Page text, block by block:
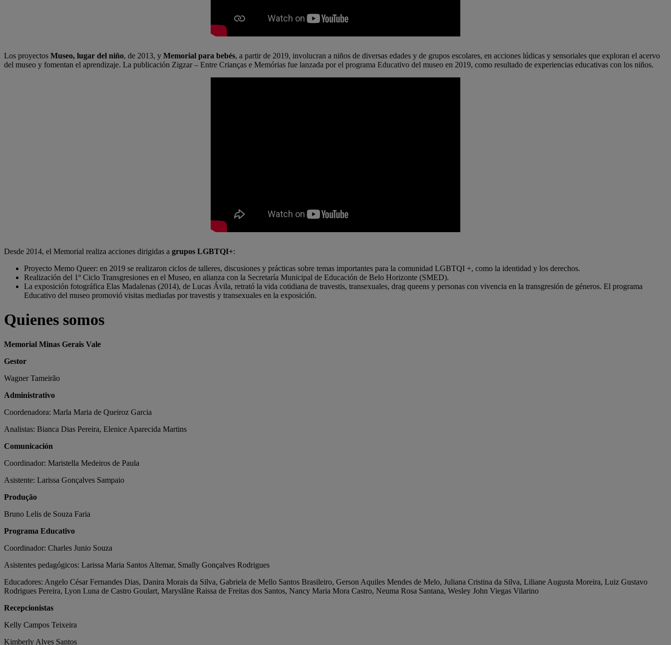
Los proyectos Museo, lugar del niño, de 2013, y Memorial para bebés, a partir de 2019, involucran a niños de diversas edades y de grupos escolares, en acciones lúdicas y sensoriales que exploran el acervo
del museo y fomentan el aprendizaje. La publicación Zigzar – Entre Crianças e Memórias fue lanzada por el programa Educativo del museo en 2019, como resultado de experiencias educativas con los niños.
Desde 2014, el Memorial realiza acciones dirigidas a grupos LGBTQI+:
Proyecto Memo Queer: en 2019 se realizaron ciclos de talleres, discusiones y prácticas sobre temas importantes para la comunidad LGBTQI +, como la identidad y los derechos.
Realización del 1º Ciclo Transgresiones en el Museo, en alianza con la Secretaría Municipal de Educación de Belo Horizonte (SMED).
La exposición fotográfica Elas Madalenas (2014), de Lucas Ávila, retrató la vida cotidiana de travestis, transexuales, drag queens y personas con vivencia en la transgresión de géneros. El programa
Educativo del museo promovió visitas mediadas por travestis y transexuales en la exposición.
Quienes somos
Memorial Minas Gerais Vale
Gestor
Wagner Tameirão
Administrativo
Coordenadora: Marla Maria de Queiroz Garcia
Analistas: Bianca Dias Pereira, Elenice Aparecida Martins
Comunicación
Coordinador: Maristella Medeiros de Paula
Asistente: Larissa Gonçalves Sampaio
Produção
Bruno Lelis de Souza Faria
Programa Educativo
Coordinador: Charles Junio Souza
Asistentes pedagógicos: Larissa Maria Santos Altemar, Smally Gonçalves Rodrigues
Educadores: Angelo César Fernandes Dias, Danira Morais da Silva, Gabriela de Mello Santos Brasileiro, Gerson Aquiles Mendes de Melo, Juliana Cristina da Silva, Liliane Augusta Moreira, Luiz Gustavo
Rodrigues Pereira, Lyon Luna de Castro Goulart, Maryslãne Raissa de Freitas dos Santos, Nancy Maria Mora Castro, Neuma Rosa Santana, Wesley John Viegas Vilarino
Recepcionistas
Kelly Campos Teixeira
Kimberly Alves Santos